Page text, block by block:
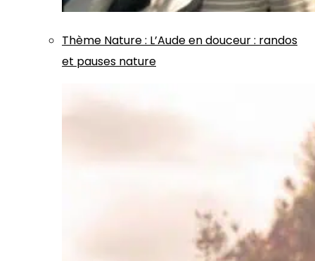
Thème Nature: L’Aude en douceur : randos
et pauses nature